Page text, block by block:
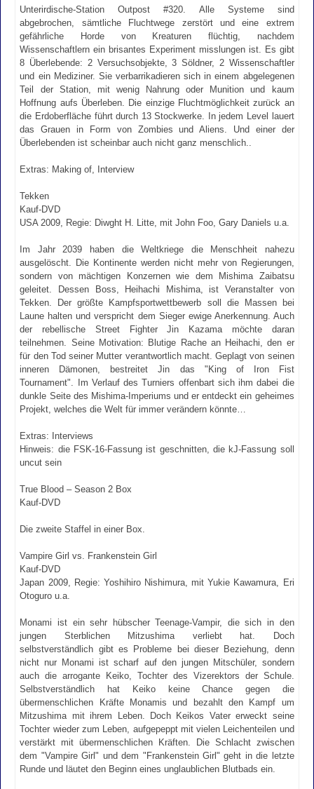
Unterirdische-Station Outpost #320. Alle Systeme sind
abgebrochen, sämtliche Fluchtwege zerstört und eine extrem
gefährliche Horde von Kreaturen flüchtig, nachdem
Wissenschaftlern ein brisantes Experiment misslungen ist. Es gibt
8 Überlebende: 2 Versuchsobjekte, 3 Söldner, 2 Wissenschaftler
und ein Mediziner. Sie verbarrikadieren sich in einem abgelegenen
Teil der Station, mit wenig Nahrung oder Munition und kaum
Hoffnung aufs Überleben. Die einzige Fluchtmöglichkeit zurück an
die Erdoberfläche führt durch 13 Stockwerke. In jedem Level lauert
das Grauen in Form von Zombies und Aliens. Und einer der
Überlebenden ist scheinbar auch nicht ganz menschlich..
Extras: Making of, Interview
Tekken
Kauf-DVD
USA 2009, Regie: Diwght H. Litte, mit John Foo, Gary Daniels u.a.
Im Jahr 2039 haben die Weltkriege die Menschheit nahezu
ausgelöscht. Die Kontinente werden nicht mehr von Regierungen,
sondern von mächtigen Konzernen wie dem Mishima Zaibatsu
geleitet. Dessen Boss, Heihachi Mishima, ist Veranstalter von
Tekken. Der größte Kampfsportwettbewerb soll die Massen bei
Laune halten und verspricht dem Sieger ewige Anerkennung. Auch
der rebellische Street Fighter Jin Kazama möchte daran
teilnehmen. Seine Motivation: Blutige Rache an Heihachi, den er
für den Tod seiner Mutter verantwortlich macht. Geplagt von seinen
inneren Dämonen, bestreitet Jin das "King of Iron Fist
Tournament". Im Verlauf des Turniers offenbart sich ihm dabei die
dunkle Seite des Mishima-Imperiums und er entdeckt ein geheimes
Projekt, welches die Welt für immer verändern könnte…
Extras: Interviews
Hinweis: die FSK-16-Fassung ist geschnitten, die kJ-Fassung soll
uncut sein
True Blood – Season 2 Box
Kauf-DVD
Die zweite Staffel in einer Box.
Vampire Girl vs. Frankenstein Girl
Kauf-DVD
Japan 2009, Regie: Yoshihiro Nishimura, mit Yukie Kawamura, Eri
Otoguro u.a.
Monami ist ein sehr hübscher Teenage-Vampir, die sich in den
jungen Sterblichen Mitzushima verliebt hat. Doch
selbstverständlich gibt es Probleme bei dieser Beziehung, denn
nicht nur Monami ist scharf auf den jungen Mitschüler, sondern
auch die arrogante Keiko, Tochter des Vizerektors der Schule.
Selbstverständlich hat Keiko keine Chance gegen die
übermenschlichen Kräfte Monamis und bezahlt den Kampf um
Mitzushima mit ihrem Leben. Doch Keikos Vater erweckt seine
Tochter wieder zum Leben, aufgepeppt mit vielen Leichenteilen und
verstärkt mit übermenschlichen Kräften. Die Schlacht zwischen
dem "Vampire Girl" und dem "Frankenstein Girl" geht in die letzte
Runde und läutet den Beginn eines unglaublichen Blutbads ein.